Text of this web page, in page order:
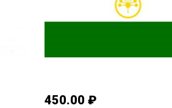
450.00 ₽